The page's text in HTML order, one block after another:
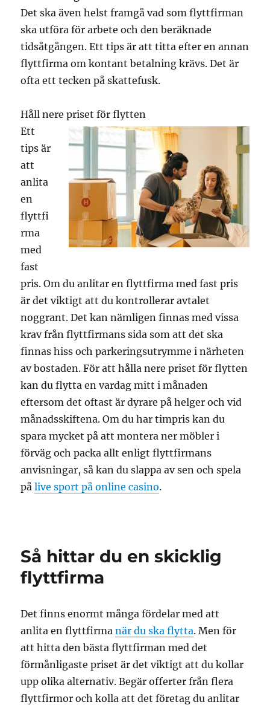
Det ska även helst framgå vad som flyttfirman
ska utföra för arbete och den beräknade
tidsåtgången. Ett tips är att titta efter en annan
flyttfirma om kontant betalning krävs. Det är
ofta ett tecken på skattefusk.
Håll nere priset för flytten
Ett
tips är
att
anlita
en
flyttfi
rma
med
fast
pris. Om du anlitar en flyttfirma med fast pris
är det viktigt att du kontrollerar avtalet
noggrant. Det kan nämligen finnas med vissa
krav från flyttfirmans sida som att det ska
finnas hiss och parkeringsutrymme i närheten
av bostaden. För att hålla nere priset för flytten
kan du flytta en vardag mitt i månaden
eftersom det oftast är dyrare på helger och vid
månadsskiftena. Om du har timpris kan du
spara mycket på att montera ner möbler i
förväg och packa allt enligt flyttfirmans
anvisningar, så kan du slappa av sen och spela
pålive sport på online casino.
Så hittar du en skicklig
flyttfirma
Det finns enormt många fördelar med att
anlita en flyttfirmanär du ska flytta. Men för
att hitta den bästa flyttfirman med det
förmånligaste priset är det viktigt att du kollar
upp olika alternativ. Begär offerter från flera
flyttfirmor och kolla att det företag du anlitar